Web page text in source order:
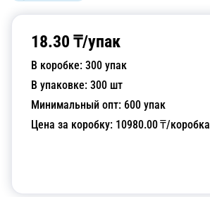
18.30 ₸/упак
В коробке: 300 упак
В упаковке: 300 шт
Минимальный опт: 600 упак
Цена за коробку: 10980.00₸/коробка